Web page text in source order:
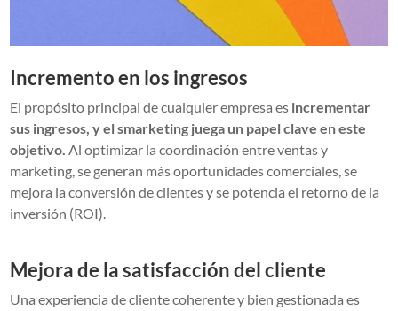
Incremento en los ingresos
El propósito principal de cualquier empresa es incrementar
sus ingresos, y el smarketing juega un papel clave en este
objetivo. Al optimizar la coordinación entre ventas y
marketing, se generan más oportunidades comerciales, se
mejora la conversión de clientes y se potencia el retorno de la
inversión (ROI).
Mejora de la satisfacción del cliente
Una experiencia de cliente coherente y bien gestionada es